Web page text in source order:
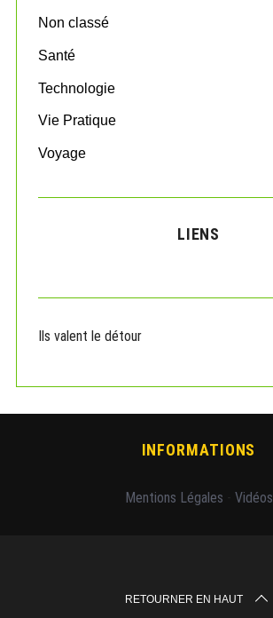
Non classé
Santé
Technologie
Vie Pratique
Voyage
LIENS
Ils valent le détour
INFORMATIONS
Mentions Légales Vidéos
RETOURNER EN HAUT